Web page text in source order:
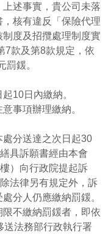
述事實，貴公司未落
核有違反「保險代理
制度及招攬處理制度實
7款及第8款規定，依
罰鍰。
10日內繳納。
事項辦理繳納。
分送達之次日起30
具訴願書經由本會
）向行政院提起訴
法律另有規定外，訴
分人仍應繳納罰鍰。
不繳納罰鍰者，即依
送法務部行政執行署